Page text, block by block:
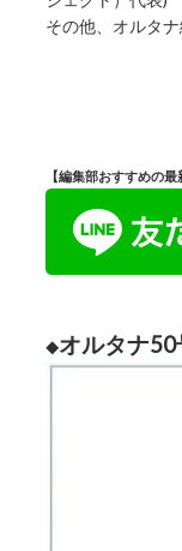
その他、オルタ
【編集部おすすめの
◆オルタナ